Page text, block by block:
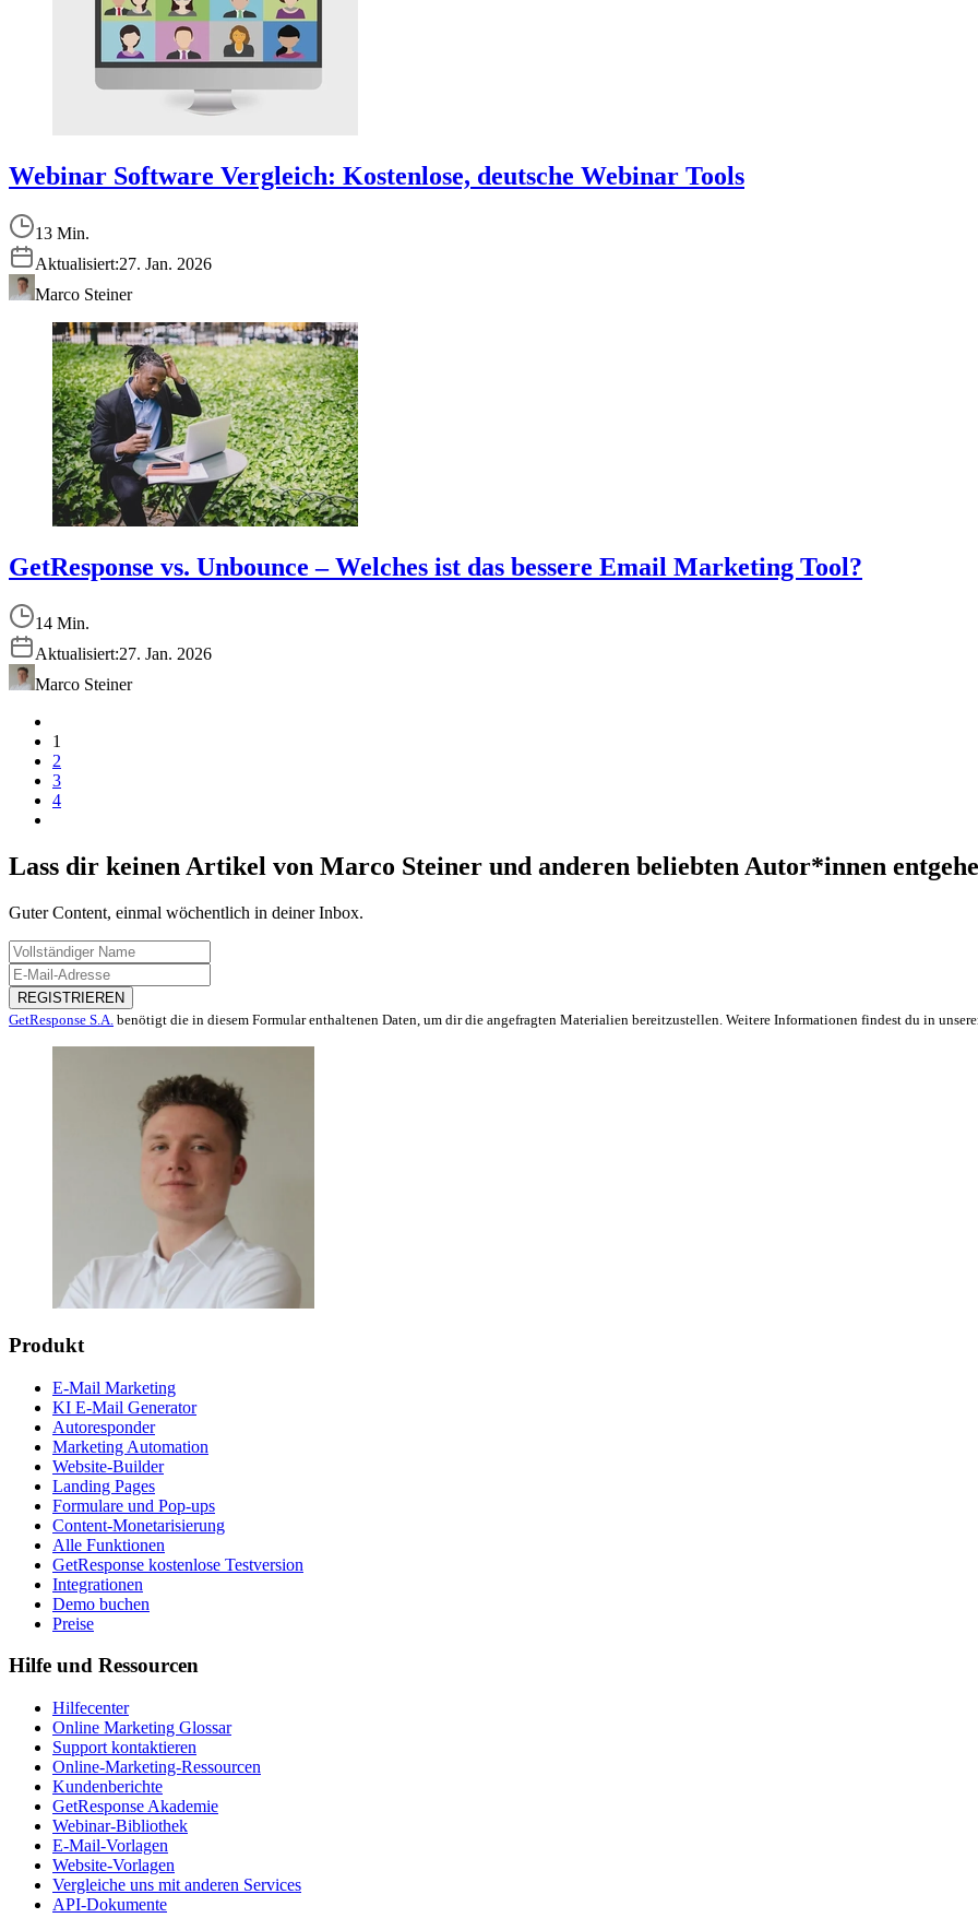
Webinar Software Vergleich: Kostenlose, deutsche Webinar Tools
13 Min.
Aktualisiert:27. Jan. 2026
Marco Steiner
GetResponse vs. Unbounce – Welches ist das bessere Email Marketing Tool?
14 Min.
Aktualisiert:27. Jan. 2026
Marco Steiner
1
2
3
4
Lass dir keinen Artikel von Marco Steiner und anderen beliebten Autor*innen
Guter Content, einmal wöchentlich in deiner Inbox.
REGISTRIEREN
GetResponse S.A. benötigt die in diesem Formular enthaltenen Daten, um dir die angefragten Materialien bereitzustellen. Weitere Informationen findest du in
Produkt
E-Mail Marketing
KI E-Mail Generator
Autoresponder
Marketing Automation
Website-Builder
Landing Pages
Formulare und Pop-ups
Content-Monetarisierung
Alle Funktionen
GetResponse kostenlose Testversion
Integrationen
Demo buchen
Preise
Hilfe und Ressourcen
Hilfecenter
Online Marketing Glossar
Support kontaktieren
Online-Marketing-Ressourcen
Kundenberichte
GetResponse Akademie
Webinar-Bibliothek
E-Mail-Vorlagen
Website-Vorlagen
Vergleiche uns mit anderen Services
API-Dokumente